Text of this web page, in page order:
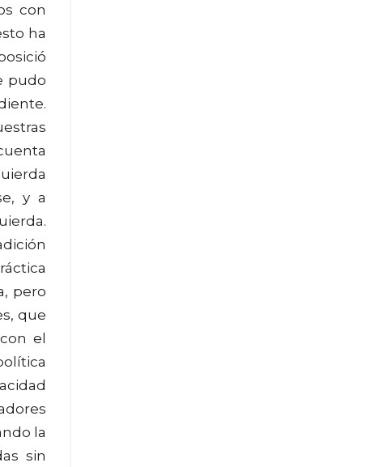
con
ha
pudo
y a
pero
que
el
la
sin